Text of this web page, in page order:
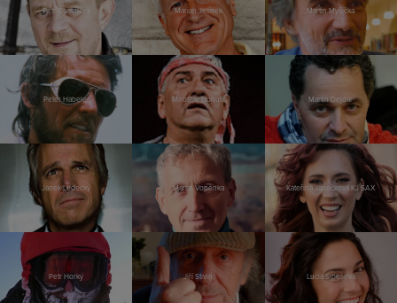
Petr Čtvrtníček Marian Jelínek Martin Myšička
Peter Habeler Miroslav Donutil Martin Dejdar
Janek Ledecký Martin Vopěnka Kateřina Janečková KJ SAX
Petr Horký Jiří Stivín Lucia Siposová